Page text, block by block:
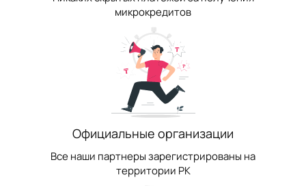
микрокредитов
Официальные организации
Все наши партнеры зарегистрированы на
территории РК